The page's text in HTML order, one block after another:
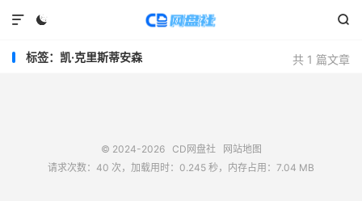
 

共 1 篇文章
标签：凯·克里斯蒂安森
© 2024-2026 CD网盘社
网站地图
请求次数：40 次，加载用时：0.245 秒，内存占用：7.04 MB